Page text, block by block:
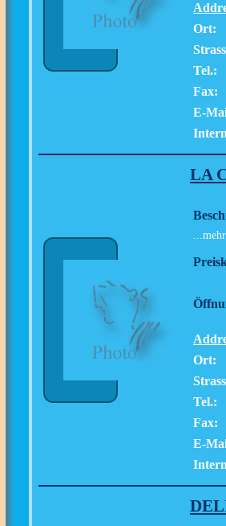
Ort:
Tel.:
Fax:
E-
LA
...mehr
Ort:
Tel.:
Fax:
E-